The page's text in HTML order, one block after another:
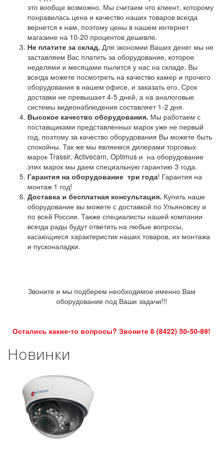
это вообще возможно. Мы считаем что клиент, которому
понравилась цена и качество наших товаров всегда
вернется к нам, поэтому цены в нашем интернет
магазине на 10-20 процентов дешевле.
Не платите за склад. Для экономии Ваших денег мы не
заставляем Вас платить за оборудование, которое
неделями и месяцами пылится у нас на складе. Вы
всегда можете посмотреть на качество камер и прочего
оборудования в нашем офисе, и заказать его. Срок
доставки не превышает 4-5 дней, а на аналоговые
системы видеонаблюдения составляет 1-2 дня.
Высокое качество оборудования. Мы работаем с
поставщиками представленных марок уже не первый
год, поэтому за качество оборудования Вы можете быть
спокойны. Так же мы являемся дилерами торговых
марок Trassir, Activecam, Optimus и на оборудование
этих марок мы даем специальную гарантию 3 года.
Гарантия на оборудование три года! Гарантия на
монтаж 1 год!
Доставка и бесплатная консультация. Купить наше
оборудование вы можете с доставкой по Ульяновску и
по всей России. Также специалисты нашей компании
всегда рады будут ответить на любые вопросы,
касающиеся характеристик наших товаров, их монтажа
и пусконаладки.
Звоните и мы подберем необходимое именно Вам
оборудование под Ваши задачи!!!
Остались какие-то вопросы? Звоните 8 (8422) 50-50-89!
Новинки